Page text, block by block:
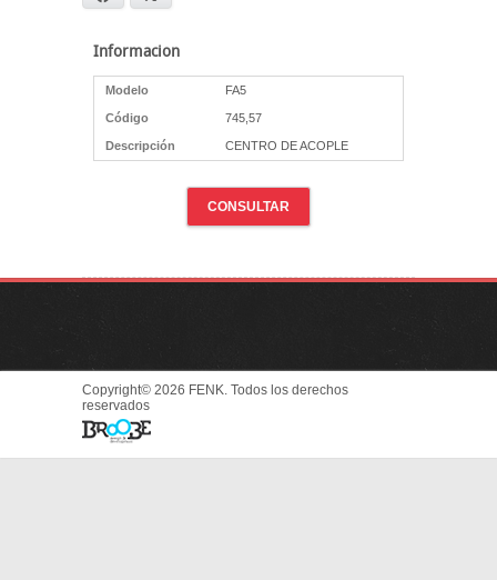
Informacion
Modelo FA5
Código 745,57
Descripción CENTRO DE ACOPLE
CONSULTAR
Copyright© 2026 FENK. Todos los derechos
reservados